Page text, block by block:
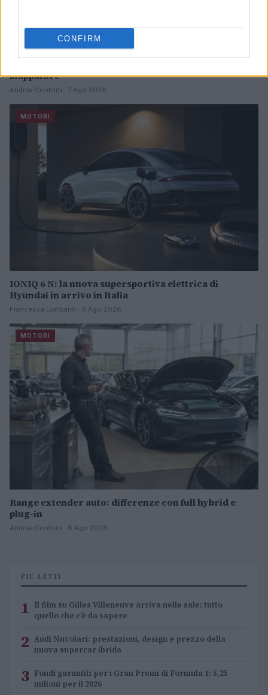
CONFIRM
mappature
Andrea Conforti · 7 Ago 2026
MOTORI
IONIQ 6 N: la nuova supersportiva elettrica di
Hyundai in arrivo in Italia
Francesca Lombardi · 6 Ago 2026
MOTORI
Range extender auto: differenze con full hybrid e
plug-in
Andrea Conforti · 6 Ago 2026
PIÙ LETTI
1 Il film su Gilles Villeneuve arriva nelle sale: tutto
quello che c’è da sapere
2 Audi Nuvolari: prestazioni, design e prezzo della
nuova supercar ibrida
3 Fondi garantiti per i Gran Premi di Formula 1: 5,25
milioni per il 2026